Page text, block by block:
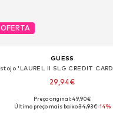
OFERTA
GUESS
29,94€
Tamanhos disponíveis: One Size
Preço original: 49,90€
Último preço mais baixo:34,93€-14%